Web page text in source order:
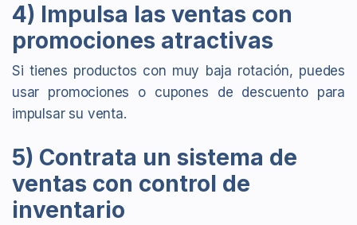
4) Impulsa las ventas con
promociones atractivas
Si tienes productos con muy baja rotación, puedes
usar promociones o cupones de descuento para
impulsar su venta.
5) Contrata un sistema de
ventas con control de
inventario